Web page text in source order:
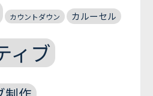
カウントダウン カルーセル
ィブ